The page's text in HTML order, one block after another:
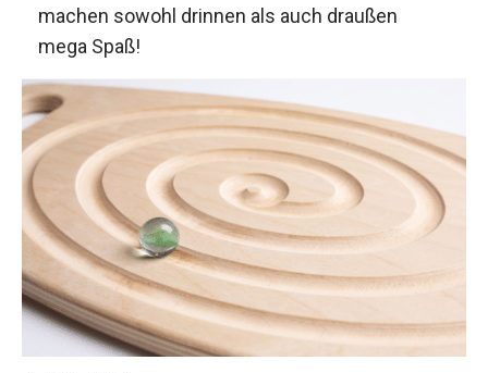
machen sowohl drinnen als auch draußen
mega Spaß!